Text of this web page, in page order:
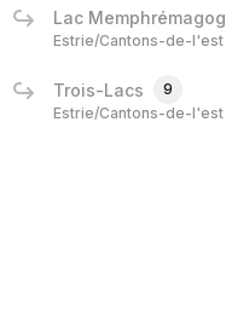
Lac Memphrémagog
Estrie/Cantons-de-l'est
Trois-Lacs
9
Estrie/Cantons-de-l'est